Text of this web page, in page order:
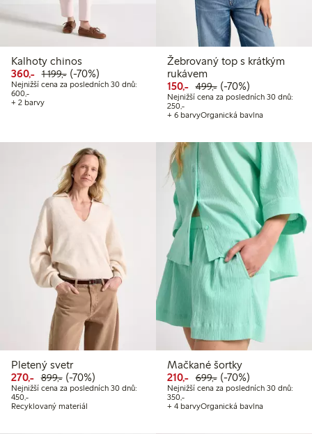
Kalhoty chinos
360,- Snížená cena: 360,00 Kč
1 199,-Běžná cena: 1 199,00 Kč
70% sleva
(-70%)
Nejnižší cena za posledních 30 dnů:
600,-Nejnižší cena za posledních 30 dnů: 600,00 Kč
+ 2 barvy
Žebrovaný top s krátkým
rukávem
150,- Snížená cena: 150,00 Kč
499,-Běžná cena: 499,00
70% sleva
(-70%)
Nejnižší cena za posledních 30 dnů:
250,-Nejnižší cena za posledních 30 dnů:
+ 6 barvyOrganická bavlna
Pletený svetr
270,- Snížená cena: 270,00 Kč
899,-Běžná cena: 899,00 Kč
70% sleva
(-70%)
Nejnižší cena za posledních 30 dnů:
450,-Nejnižší cena za posledních 30 dnů: 450,00 Kč
Recyklovaný materiál
Mačkané šortky
210,- Snížená cena: 210,00 Kč
699,-Běžná cena: 699,00
70% sleva
(-70%)
Nejnižší cena za posledních 30 dnů:
350,-Nejnižší cena za posledních 30 dnů:
+ 4 barvyOrganická bavlna